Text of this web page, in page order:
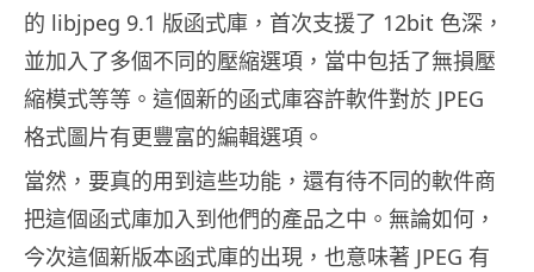
的 libjpeg 9.1 版函式庫，首次支援了 12bit 色深，
並加入了多個不同的壓縮選項，當中包括了無損壓
縮模式等等。這個新的函式庫容許軟件對於 JPEG
格式圖片有更豐富的編輯選項。
當然，要真的用到這些功能，還有待不同的軟件商
把這個函式庫加入到他們的產品之中。無論如何，
今次這個新版本函式庫的出現，也意味著 JPEG 有